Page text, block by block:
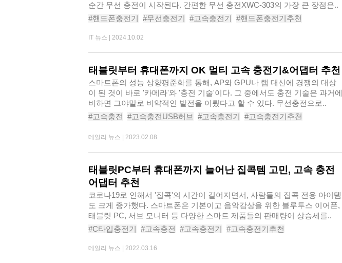
순간 무선 충전이 시작된다. 간편한 무선 충전XWC-303의 가장 큰 장점은..
#핸드폰충전기 #무선충전기 #고속충전기 #핸드폰충전기추천
#고속무선충전기추천
IT 뉴스 | 2024.10.02
태블릿부터 휴대폰까지 OK 멀티 고속 충전기&어댑터 추천
스마트폰의 성능 상향평준화를 통해, AP와 GPU나 램 대신에 경쟁의 대상
이 된 것이 바로 '카메라'와 '충전 기술'이다. 그 중에서도 충전 기술은 과거에
비하면 그야말로 비약적인 발전을 이뤘다고 할 수 있다. 무선충전으로..
#고속충전 #고속충전USB허브 #고속충전기 #고속충전기추천
#퓨어소닉멀티초고속충전기65WC타입
#넥스트고속충전어댑터NEXTQTC607
데일리 뉴스 | 2023.02.08
태블릿PC부터 휴대폰까지 늘어난 집콕템 고민, 고속 충전
어댑터 추천
코로나19로 인해서 '집콕'의 시간이 길어지면서, 사람들의 집콕 전용 아이템
도 크게 증가했다. 스마트폰은 기본이고 음악감상을 위한 블루투스 이어폰,
태블릿 PC, 서브 모니터 등 다양한 스마트 제품들의 판매량이 상승세를..
#C타입충전기 #고속충전 #고속충전기 #고속충전기추천
#초고속충전기 #넥스트고속충전어댑터
데일리 뉴스 | 2022.03.16